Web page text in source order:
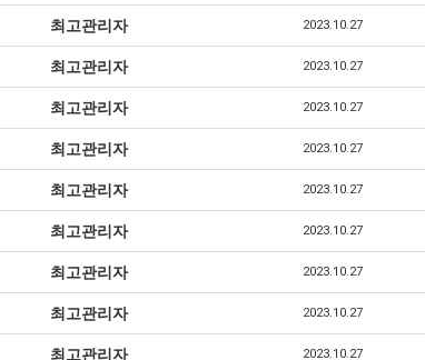
최고관리자 2023.10.27
최고관리자 2023.10.27
최고관리자 2023.10.27
최고관리자 2023.10.27
최고관리자 2023.10.27
최고관리자 2023.10.27
최고관리자 2023.10.27
최고관리자 2023.10.27
최고관리자 2023.10.27